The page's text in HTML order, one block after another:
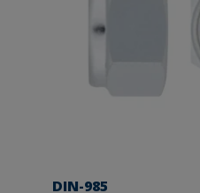
DIN-985